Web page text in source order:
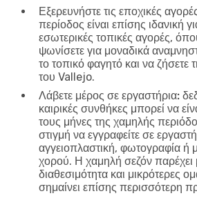
Εξερευνήστε τις εποχικές
περίοδος είναι επίσης ιδανική
εσωτερικές τοπικές αγορές,
ψωνίσετε για μοναδικά
το τοπικό φαγητό και να ζήσετε
του Vallejo.
Λάβετε μέρος σε εργαστήρια:
καιρικές συνθήκες μπορεί να
τους μήνες της χαμηλής
στιγμή να εγγραφείτε σε
αγγειοπλαστική, φωτογραφία ή
χορού. Η χαμηλή σεζόν παρέχει
διαθεσιμότητα και μικρότερες
σημαίνει επίσης περισσότερη